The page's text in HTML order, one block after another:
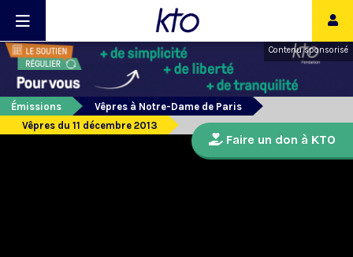
Contenu sponsorisé
Émissions
Vêpres à Notre-Dame de Paris
Vêpres du 11 décembre 2013
Faire un don à KTO